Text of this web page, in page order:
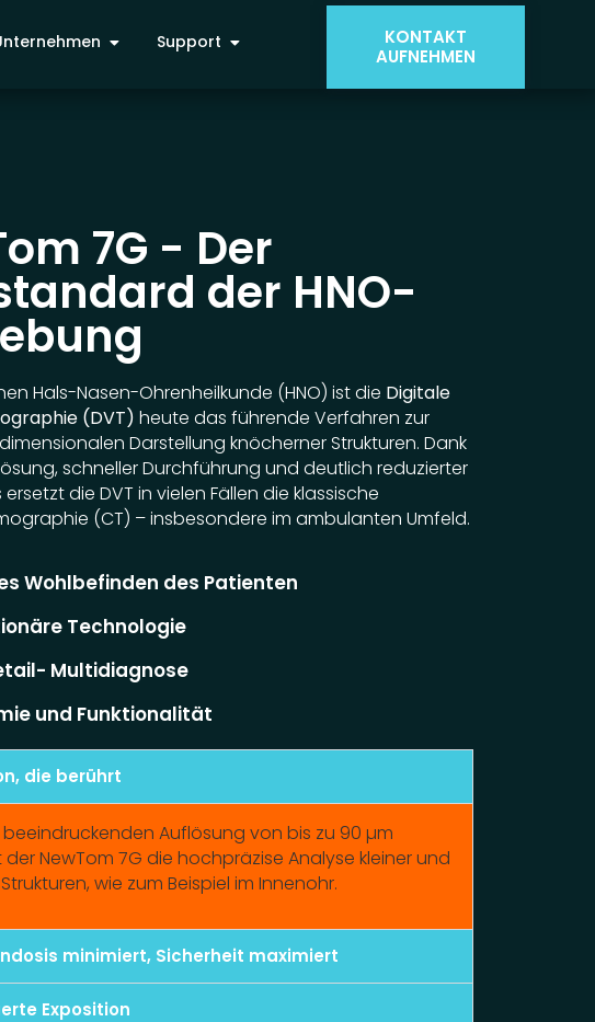
Support
KONTAKT
AUFNEHMEN
7G - Der
der HNO-
Hals-Nasen-Ohrenheilkunde (HNO) ist die Digitale
(DVT) heute das führende Verfahren zur
Darstellung knöcherner Strukturen. Dank
schneller Durchführung und deutlich reduzierter
die DVT in vielen Fällen die klassische
(CT) – insbesondere im ambulanten Umfeld.
Wohlbefinden des Patienten
Technologie
Multidiagnose
und Funktionalität
die berührt
beeindruckenden Auflösung von bis zu 90 µm
NewTom 7G die hochpräzise Analyse kleiner und
wie zum Beispiel im Innenohr.
minimiert, Sicherheit maximiert
Exposition